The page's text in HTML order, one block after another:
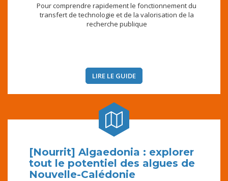
Pour comprendre rapidement le fonctionnement du
transfert de technologie et de la valorisation de la
recherche publique
LIRE LE GUIDE
[Nourrit] Algaedonia : explorer
tout le potentiel des algues de
Nouvelle-Calédonie